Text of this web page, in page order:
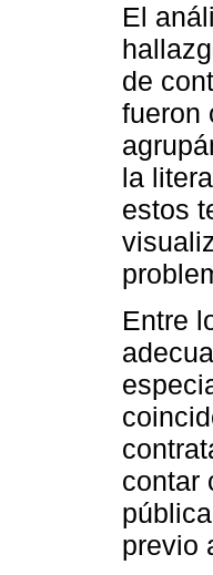
El
de
fueron
la
estos
Entre
contar
previo